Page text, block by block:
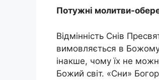
Потужні молитви-
Відмінність Снів
вимовляється в
інакше, чому їх не
Божий світ. «Сни»